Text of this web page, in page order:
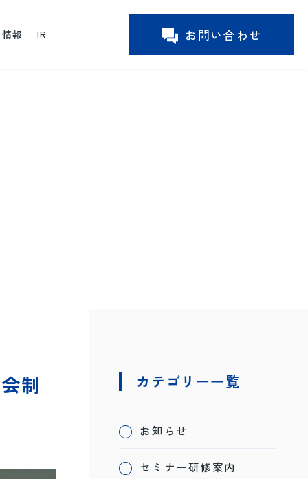
報 IR お問い合わせ
制 カテゴリー一覧
お知らせ
セミナー研修案内